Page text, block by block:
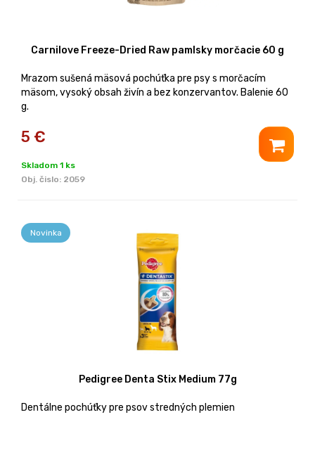
Carnilove Freeze-Dried Raw pamlsky morčacie 60 g
Mrazom sušená mäsová pochúťka pre psy s morčacím
mäsom, vysoký obsah živín a bez konzervantov. Balenie 60
g.
5 €
Skladom 1 ks
Obj. čislo: 2059
Novinka
Pedigree Denta Stix Medium 77g
Dentálne pochúťky pre psov stredných plemien